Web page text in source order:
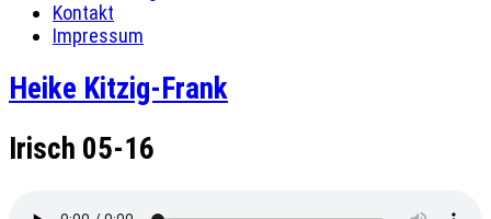
Kontakt
Impressum
Heike Kitzig-Frank
Irisch 05-16